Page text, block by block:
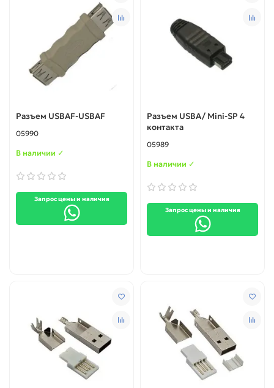
Разъем USBAF-USBAF
05990
В наличии ✓
Запрос цены и наличия
Разъем USBA/ Mini-SP 4
контакта
05989
В наличии ✓
Запрос цены и наличия